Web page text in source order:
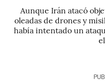
Aunque Irán atacó
oleadas de drones y
había intentado un